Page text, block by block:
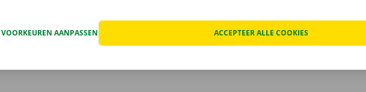
VOORKEUREN AANPASSEN ACCEPTEER ALLE COOKIES